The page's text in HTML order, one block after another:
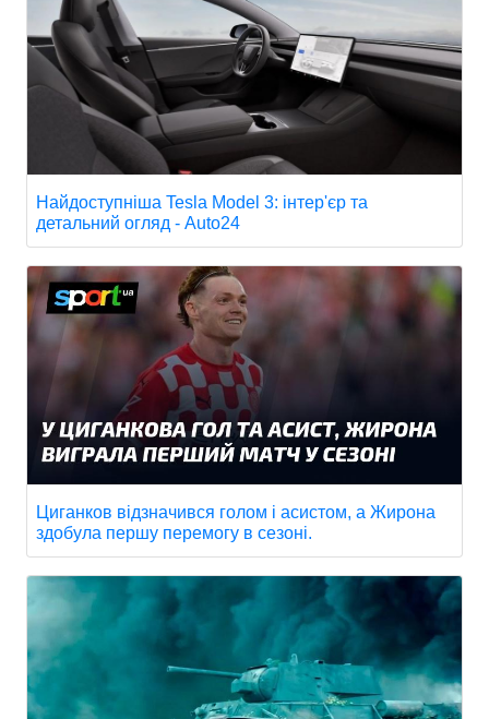
Найдоступніша Tesla Model 3: інтер'єр та
детальний огляд - Auto24
Циганков відзначився голом і асистом, а Жирона
здобула першу перемогу в сезоні.